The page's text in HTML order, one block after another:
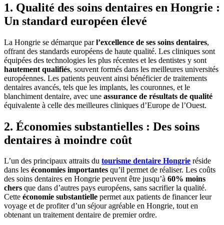
1. Qualité des soins dentaires en Hongrie :
Un standard européen élevé
La Hongrie se démarque parl’excellence de ses soins dentaires,
offrant des standards européens de haute qualité. Les cliniques sont
équipées des technologies les plus récentes et les dentistes y sont
hautement qualifiés, souvent formés dans les meilleures universités
européennes. Les patients peuvent ainsi bénéficier de traitements
dentaires avancés, tels que les implants, les couronnes, et le
blanchiment dentaire, avec une assurance de résultats de qualité
équivalente à celle des meilleures cliniques d’Europe de l’Ouest.
2. Économies substantielles : Des soins
dentaires à moindre coût
L’un des principaux attraits du tourisme dentaire Hongrie réside
dans les économies importantes qu’il permet de réaliser. Les coûts
des soins dentaires en Hongrie peuvent être jusqu’à 60% moins
chers que dans d’autres pays européens, sans sacrifier la qualité.
Cette économie substantielle permet aux patients de financer leur
voyage et de profiter d’un séjour agréable en Hongrie, tout en
obtenant un traitement dentaire de premier ordre.